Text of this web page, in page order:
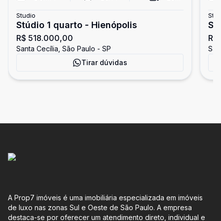
Studio
Stúdio 1 quarto - Hienópolis
R$ 518.000,00
Santa Cecília, São Paulo - SP
Tirar dúvidas
A Prop7 imóveis é uma imobiliária especializada em imóveis
de luxo nas zonas Sul e Oeste de São Paulo. A empresa
destaca-se por oferecer um atendimento direto, individual e